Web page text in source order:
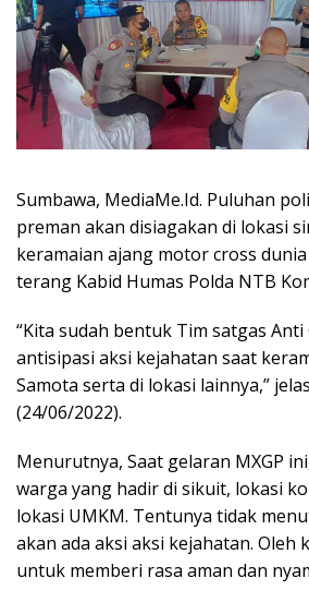
Sumbawa, MediaMe.Id. Puluhan
preman akan disiagakan di lokasi
keramaian ajang motor cross dunia
terang Kabid Humas Polda NTB
“Kita sudah bentuk Tim satgas
antisipasi aksi kejahatan saat
Samota serta di lokasi lainnya,”
(24/06/2022).
Menurutnya, Saat gelaran MXGP
warga yang hadir di sikuit, lokasi
lokasi UMKM. Tentunya tidak
akan ada aksi aksi kejahatan. Oleh
untuk memberi rasa aman dan